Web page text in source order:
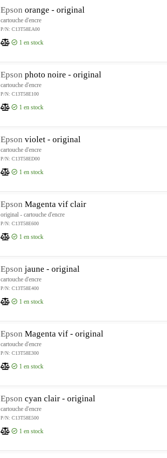
Epson orange - original
cartouche d'encre
P/N: C13T58EA00
1 en stock
Epson photo noire - original
cartouche d'encre
P/N: C13T58E100
1 en stock
Epson violet - original
cartouche d'encre
P/N: C13T58ED00
1 en stock
Epson Magenta vif clair
original - cartouche d'encre
P/N: C13T58E600
1 en stock
Epson jaune - original
cartouche d'encre
P/N: C13T58E400
1 en stock
Epson Magenta vif - original
cartouche d'encre
P/N: C13T58E300
1 en stock
Epson cyan clair - original
cartouche d'encre
P/N: C13T58E500
1 en stock